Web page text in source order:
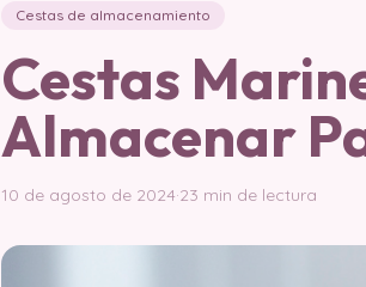
Cestas de almacenamiento
Cestas
Almacenar
10 de agosto de 2024·23 min de lectura